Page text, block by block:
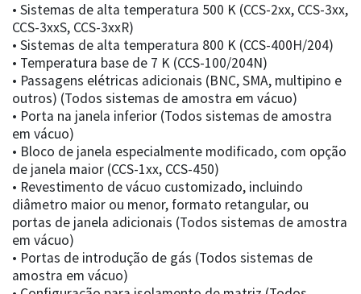
• Sistemas de alta temperatura 500 K (CCS-2xx, CCS-3xx,
CCS-3xxS, CCS-3xxR)
• Sistemas de alta temperatura 800 K (CCS-400H/204)
• Temperatura base de 7 K (CCS-100/204N)
• Passagens elétricas adicionais (BNC, SMA, multipino e
outros) (Todos sistemas de amostra em vácuo)
• Porta na janela inferior (Todos sistemas de amostra
em vácuo)
• Bloco de janela especialmente modificado, com opção
de janela maior (CCS-1xx, CCS-450)
• Revestimento de vácuo customizado, incluindo
diâmetro maior ou menor, formato retangular, ou
portas de janela adicionais (Todos sistemas de amostra
em vácuo)
• Portas de introdução de gás (Todos sistemas de
amostra em vácuo)